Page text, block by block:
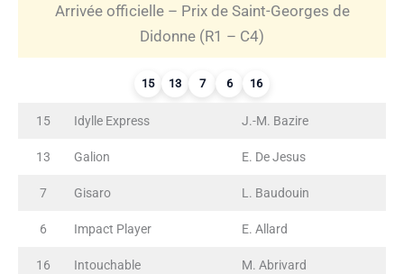
Arrivée officielle – Prix de Saint-Georges de
Didonne (R1 – C4)
15 13 7 6 16
15 Idylle Express J.-M. Bazire
13 Galion E. De Jesus
7 Gisaro L. Baudouin
6 Impact Player E. Allard
16 Intouchable M. Abrivard